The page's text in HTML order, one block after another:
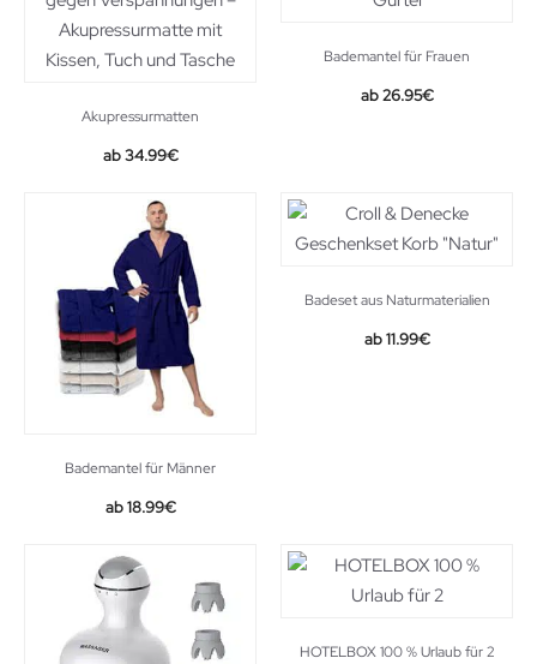
Akupressurmatten
34.99€
Bademantel für Frauen
26.95€
Bademantel für Männer
18.99€
Badeset aus Naturmaterialien
11.99€
HOTELBOX 100 % Urlaub für 2